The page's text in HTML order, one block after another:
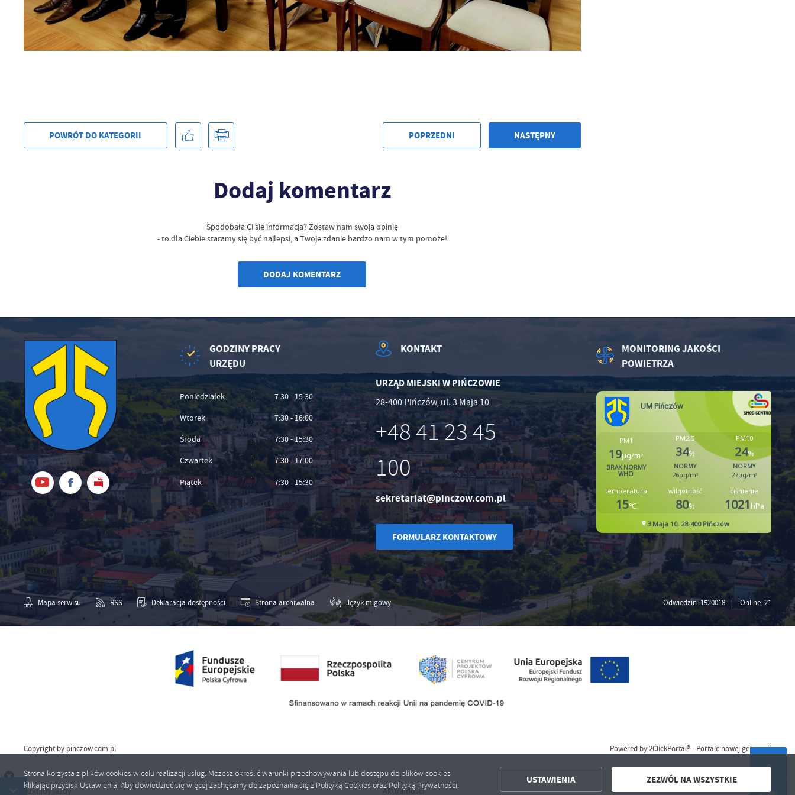
POWRÓT DO KATEGORII POPRZEDNI NASTĘPNY
Dodaj komentarz
Spodobała Ci się informacja? Zostaw nam swoją opinię
- to dla Ciebie staramy się być najlepsi, a Twoje zdanie bardzo nam w tym pomoże!
DODAJ KOMENTARZ
Aktualności
GODZINY PRACY
URZĘDU
Poniedziałek 7:30 - 15:30
Wtorek 7:30 - 16:00
Środa 7:30 - 15:30
Czwartek 7:30 - 17:00
Piątek 7:30 - 15:30
KONTAKT
URZĄD MIEJSKI W PIŃCZOWIE
28-400 Pińczów, ul. 3 Maja 10
+48 41 23 45
100
sekretariat@pinczow.com.pl
FORMULARZ KONTAKTOWY
MONITORING JAKOŚCI
POWIETRZA
Mapa serwisu RSS Deklaracja dostępności Strona archiwalna Język migowy Odwiedzin: 1520018 Online: 21
Copyright by pinczow.com.pl Powered by2ClickPortal®- Portale nowej generacji
DO GÓRY
Strona korzysta z plików cookies w celu realizacji usług. Możesz określić warunki przechowywania lub dostępu do plików cookies
klikając przycisk Ustawienia. Aby dowiedzieć się więcej zachęcamy do zapoznania się z Polityką Cookies oraz Polityką Prywatności.
USTAWIENIA ZEZWÓL NA WSZYSTKIE
społecznościowych.